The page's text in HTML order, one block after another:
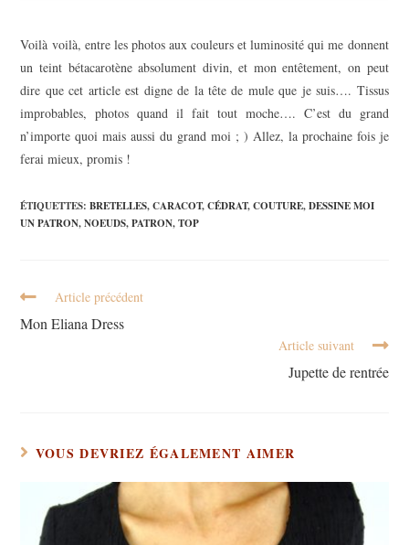
Voilà voilà, entre les photos aux couleurs et luminosité qui me donnent
un teint bétacarotène absolument divin, et mon entêtement, on peut
dire que cet article est digne de la tête de mule que je suis…. Tissus
improbables, photos quand il fait tout moche…. C’est du grand
n’importe quoi mais aussi du grand moi ; ) Allez, la prochaine fois je
ferai mieux, promis !
ÉTIQUETTES:BRETELLES, CARACOT, CÉDRAT, COUTURE, DESSINE MOI
UN PATRON, NOEUDS, PATRON, TOP
Article précédent
Mon Eliana Dress
Article suivant
Jupette de rentrée
VOUS DEVRIEZ ÉGALEMENT AIMER